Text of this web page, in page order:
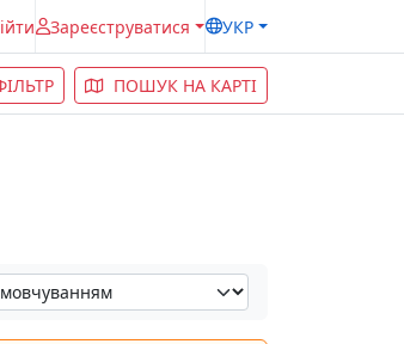
Зареєструватися УКР
ПОШУК НА КАРТІ